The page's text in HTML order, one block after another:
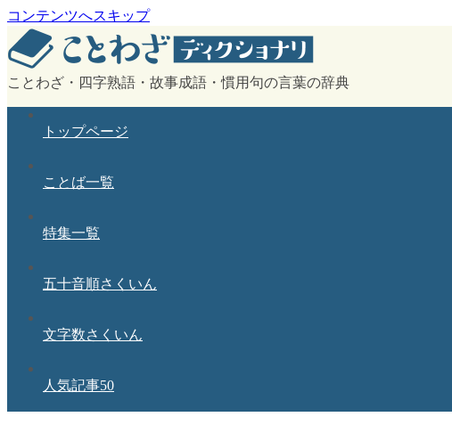
コンテンツへスキップ
ことわざ・四字熟語・故事成語・慣用句の言葉の辞典
トップページ
ことば一覧
特集一覧
五十音順さくいん
文字数さくいん
人気記事50